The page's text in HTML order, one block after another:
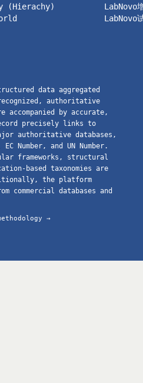
(Hierachy)
LabNovo
LabNovo
data aggregated
authoritative
by accurate,
precisely links to
authoritative databases,
Number, and UN Number.
frameworks, structural
based taxonomies are
the platform
commercial databases and
→